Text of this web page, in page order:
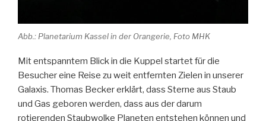
Abb.: Planetarium Kassel in der Orangerie, Foto MHK
Mit entspanntem Blick in die Kuppel startet für die
Besucher eine Reise zu weit entfernten Zielen in unserer
Galaxis. Thomas Becker erklärt, dass Sterne aus Staub
und Gas geboren werden, dass aus der darum
rotierenden Staubwolke Planeten entstehen können und